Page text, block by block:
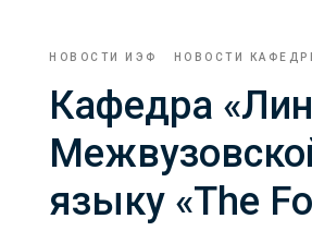
НОВОСТИ ИЭФ НОВОСТИ
Кафедра
языку «The